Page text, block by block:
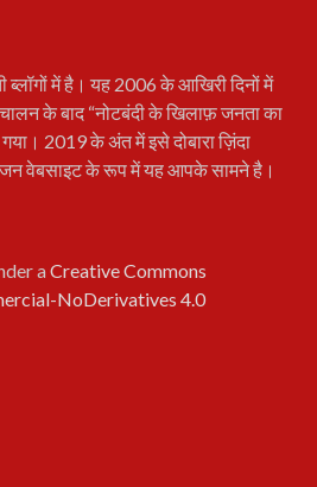
में है। यह 2006 के आखिरी दिनों में
के बाद “नोटबंदी के खिलाफ़ जनता का
गया। 2019 के अंत में इसे दोबारा ज़िंदा
वेबसाइट के रूप में यह आपके सामने है।
aCreative Commons
NoDerivatives 4.0